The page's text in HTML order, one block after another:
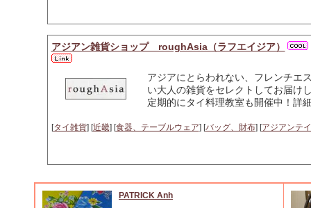
アジアン雑貨ショップ roughAsia（ラフエイジア）
アジアにとらわれない、フレンチエ
い大人の雑貨をセレクトしてお届け
定期的にタイ料理教室も開催中！
[タイ雑貨] [近畿] [食器、テーブルウェア] [バッグ、財布] [アジアンテ
PATRICK Anh